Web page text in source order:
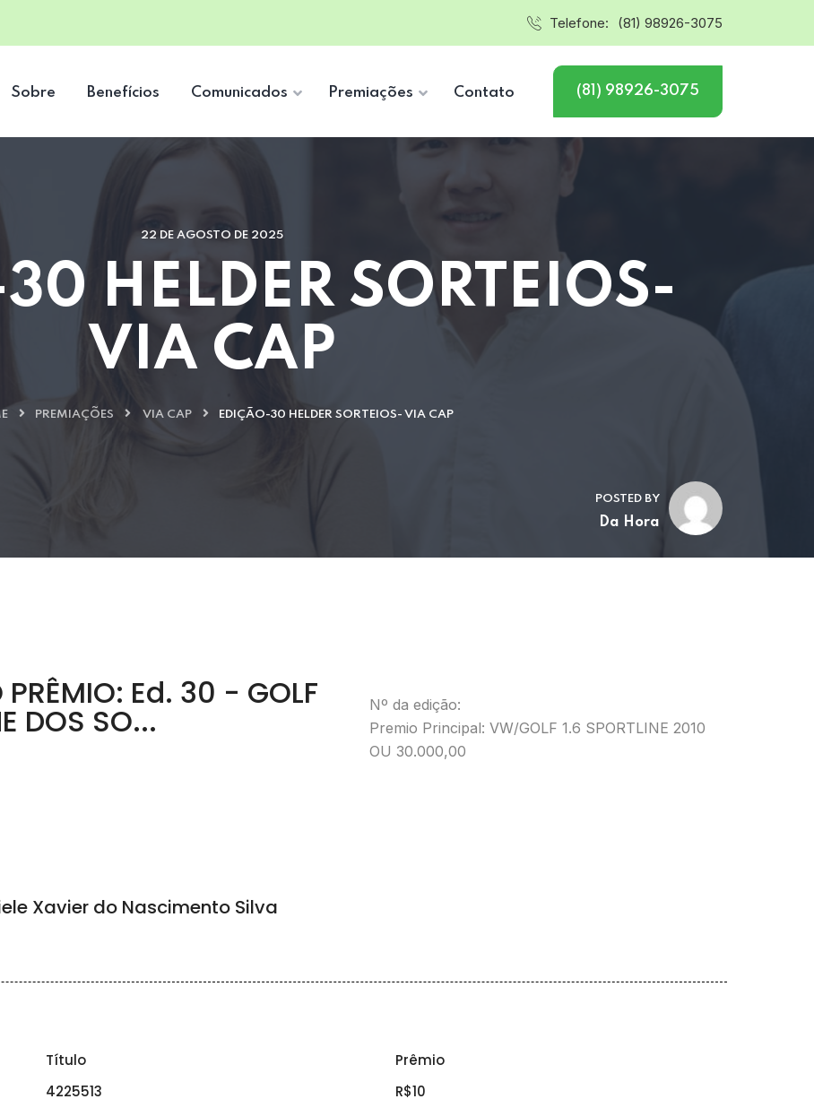
Telefone: (81) 98926-3075
Sobre Benefícios Comunicados Premiações Contato (81) 98926-3075
22 DE AGOSTO DE 2025
HELDER SORTEIOS-
VIA CAP
PREMIAÇÕES VIA CAP EDIÇÃO-30 HELDER SORTEIOS- VIA CAP
POSTED BY
Da Hora
PRÊMIO: Ed. 30 - GOLF
DOS SO...
Nº da edição:
Premio Principal: VW/GOLF 1.6 SPORTLINE 2010
OU 30.000,00
Xavier do Nascimento Silva
Título
Prêmio
4225513
R$10